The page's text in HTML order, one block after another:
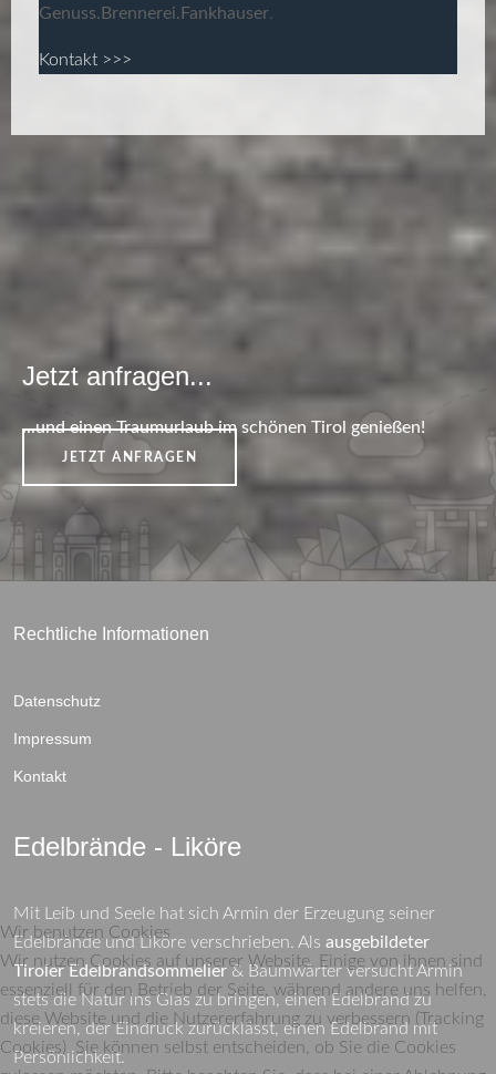
Genuss.Brennerei.Fankhauser
Kontakt >>>
Jetzt anfragen...
...und einen Traumurlaub im schönen Tirol genießen!
JETZT ANFRAGEN
Rechtliche Informationen
Datenschutz
Impressum
Kontakt
Edelbrände - Liköre
Mit Leib und Seele hat sich Armin der Erzeugung seiner
Edelbrände und Liköre verschrieben. Als ausgebildeter
Tiroler Edelbrandsommelier& Baumwärter versucht Armin
stets die Natur ins Glas zu bringen, einen Edelbrand zu
kreieren, der Eindruck zurücklässt, einen Edelbrand mit
Persönlichkeit.
Wir benutzen Cookies
Wir nutzen Cookies auf unserer Website. Einige von ihnen sind
essenziell für den Betrieb der Seite, während andere uns helfen,
diese Website und die Nutzererfahrung zu verbessern (Tracking
Cookies). Sie können selbst entscheiden, ob Sie die Cookies